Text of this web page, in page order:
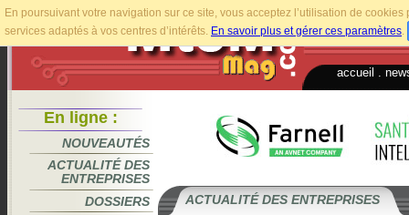
En poursuivant votre navigation sur ce site, vous acceptez l’utilisation de
services adaptés à vos centres d’intérêts. En savoir plus et gérer ces paramètres.
accueil
En ligne :
NOUVEAUTÉS
ACTUALITÉ DES
ENTREPRISES
DOSSIERS
ACTUALITÉ DES ENTREPRISES